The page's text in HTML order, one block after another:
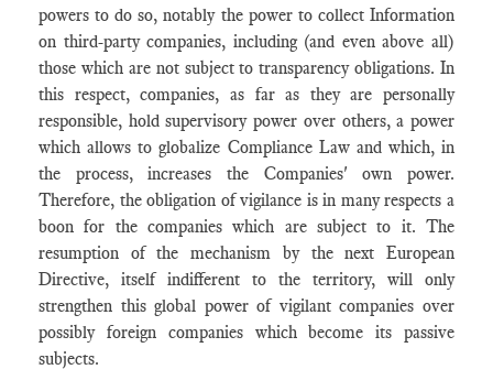
powers to do so, notably the power to collect Information
on third-party companies, including (and even above all)
those which are not subject to transparency obligations. In
this respect, companies, as far as they are personally
responsible, hold supervisory power over others, a power
which allows to globalize Compliance Law and which, in
the process, increases the Companies' own power.
Therefore, the obligation of vigilance is in many respects a
boon for the companies which are subject to it. The
resumption of the mechanism by the next European
Directive, itself indifferent to the territory, will only
strengthen this global power of vigilant companies over
possibly foreign companies which become its passive
subjects.